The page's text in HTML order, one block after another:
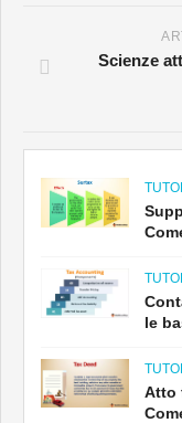
Scienze
le
Atto